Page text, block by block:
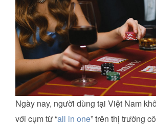
Ngày nay, người dùng tại Việt Nam
với cụm từ “all in one” trên thị trường